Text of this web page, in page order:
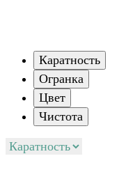
Каратность
Огранка
Цвет
Чистота